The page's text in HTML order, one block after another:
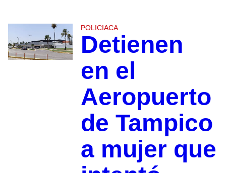
POLICIACA
Detienen
en el
Aeropuerto
de Tampico
a mujer que